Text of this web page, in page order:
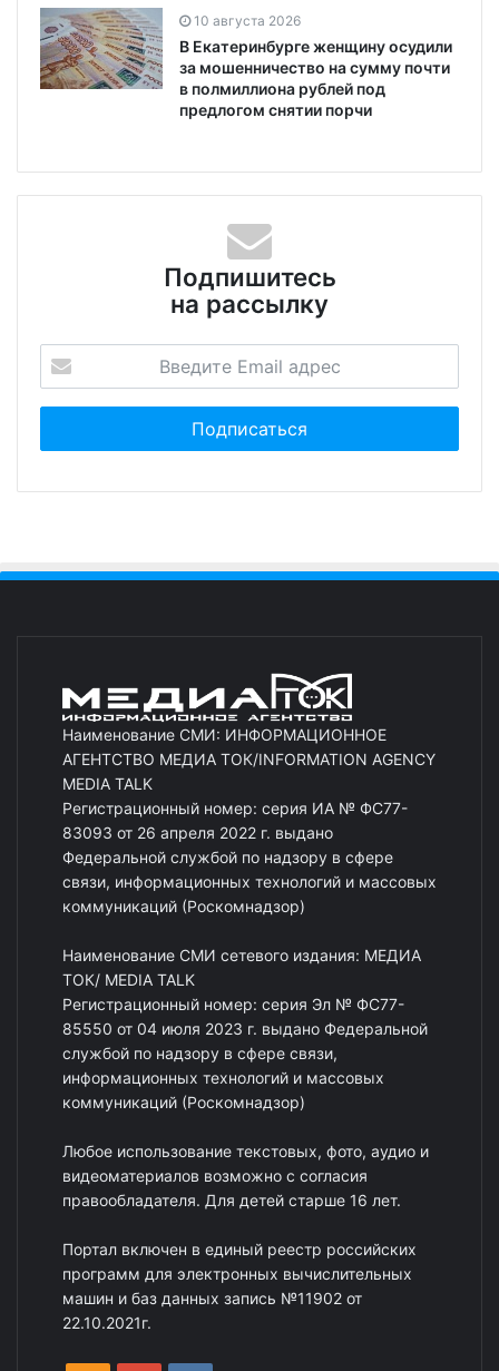
10 августа 2026
В Екатеринбурге женщину осудили
за мошенничество на сумму почти
в полмиллиона рублей под
предлогом снятии порчи
Подпишитесь
на рассылку
Наименование СМИ: ИНФОРМАЦИОННОЕ
АГЕНТСТВО МЕДИА ТОК/INFORMATION AGENCY
MEDIA TALK
Регистрационный номер: серия ИА № ФС77-
83093 от 26 апреля 2022 г. выдано
Федеральной службой по надзору в сфере
связи, информационных технологий и массовых
коммуникаций (Роскомнадзор)
Наименование СМИ сетевого издания: МЕДИА
ТОК/ MEDIA TALK
Регистрационный номер: серия Эл № ФС77-
85550 от 04 июля 2023 г. выдано Федеральной
службой по надзору в сфере связи,
информационных технологий и массовых
коммуникаций (Роскомнадзор)
Любое использование текстовых, фото, аудио и
видеоматериалов возможно с согласия
правообладателя. Для детей старше 16 лет.
Портал включен в единый реестр российских
программ для электронных вычислительных
машин и баз данных запись №11902 от
22.10.2021г.